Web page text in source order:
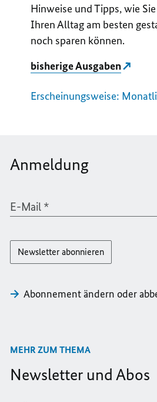
Hinweise und Tipps, wie
Ihren Alltag am besten
noch sparen können.
bisherige Ausgaben
Erscheinungsweise:
Anmeldung
E-Mail *
Newsletter abonnieren
Abonnement ändern oder
MEHR ZUM THEMA
Newsletter und Abos